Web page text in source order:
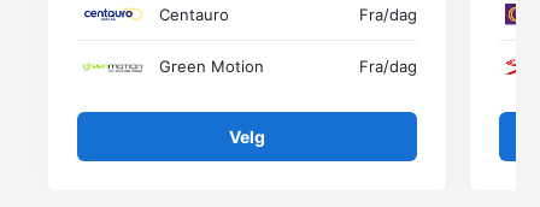
Centauro Fra/dag
Green Motion Fra/dag
Velg